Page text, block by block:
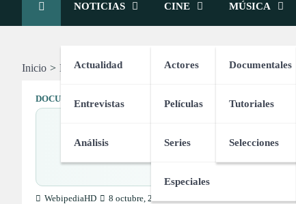
NOTICIAS
Actualidad
Entrevistas
Análisis
CINE
Actores
Películas
Series
Especiales
MÚSICA
Documentales
Tutoriales
Selecciones
Inicio Música Documentales Johann Sebastian Bach
DOCUMENTALES
WebipediaHD 8 octubre, 2018